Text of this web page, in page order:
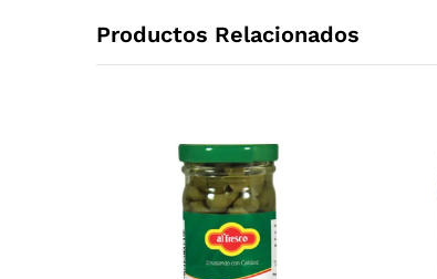
Productos Relacionados